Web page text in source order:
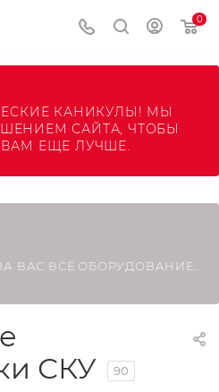
0
КАНИКУЛЫ! МЫ
САЙТА, ЧТОБЫ
ВАМ ЕЩЕ ЛУЧШЕ.
ВАС ВСЁ ОБОРУДОВАНИЕ.
СКУ
90